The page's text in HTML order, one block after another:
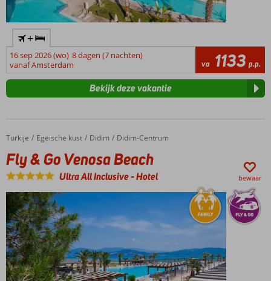
+
16 sep 2026 (wo) 8 dagen (7 nachten)
vanaf Amsterdam
va 1133 p.p.
Bekijk deze vakantie
Home
Turkije Egeische kust Didim Didim-Centrum
Fly & Go Venosa Beach
Fly & Go Venosa Beach
Ultra All Inclusive-Hotel bewaar